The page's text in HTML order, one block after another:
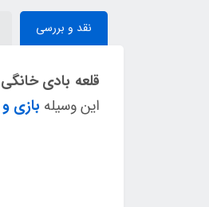
نقد و بررسی
قلعه بادی خانگی
این وسیله بازی